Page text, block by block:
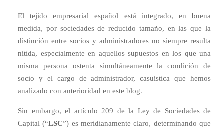
El tejido empresarial español está integrado, en buena
medida, por sociedades de reducido tamaño, en las que la
distinción entre socios y administradores no siempre resulta
nítida, especialmente en aquellos supuestos en los que una
misma persona ostenta simultáneamente la condición de
socio y el cargo de administrador, casuística que hemos
analizado con anterioridad en este blog.
Sin embargo, el artículo 209 de la Ley de Sociedades de
Capital (“LSC”) es meridianamente claro, determinando que